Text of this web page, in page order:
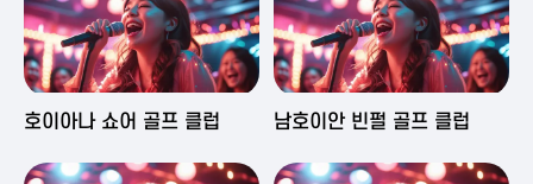
2025-06-03 16:43
호이아나 쇼어 골프 클럽 2025-06-03 15:09
남호이안 빈펄 골프 클럽